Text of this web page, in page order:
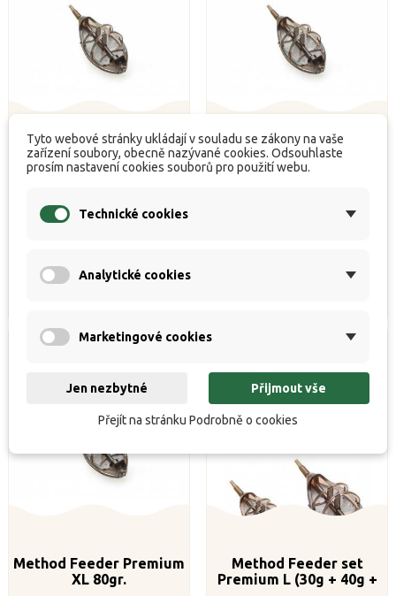
Method Feeder Premium
XL 50gr.
K dispozici
Koupit
Method Feeder Premium
XL 60gr.
Method Feeder Premium
XL 80gr.
Method Feeder set
Premium L (30g + 40g +
Tyto webové stránky ukládají v souladu se zákony na vaše
zařízení soubory, obecně nazývané cookies. Odsouhlaste
prosím nastavení cookies souborů pro použití webu.
Technické cookies
Analytické cookies
Marketingové cookies
Jen nezbytné Přijmout vše
Přejít na stránku Podrobně o cookies